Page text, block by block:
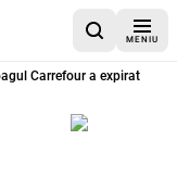
MENIU
Carrefour a expirat